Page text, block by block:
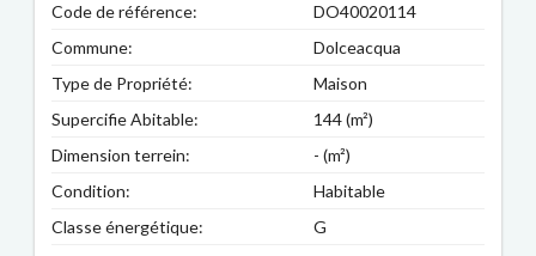
Code de référence:
DO40020114
Commune:
Dolceacqua
Type de Propriété:
Maison
Supercifie Abitable:
144 (m²)
Dimension terrein:
- (m²)
Condition:
Habitable
Classe énergétique:
G